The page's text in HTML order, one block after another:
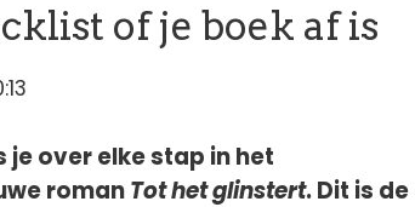
of je boek af is
je over elke stap in het
roman Tot het glinstert. Dit is de